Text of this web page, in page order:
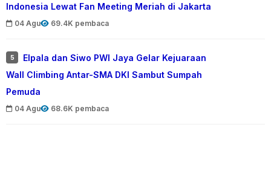
Indonesia Lewat Fan Meeting Meriah di Jakarta
04 Agu 69.4K pembaca
5
Elpala dan Siwo PWI Jaya Gelar Kejuaraan
Wall Climbing Antar-SMA DKI Sambut Sumpah
Pemuda
04 Agu 68.6K pembaca